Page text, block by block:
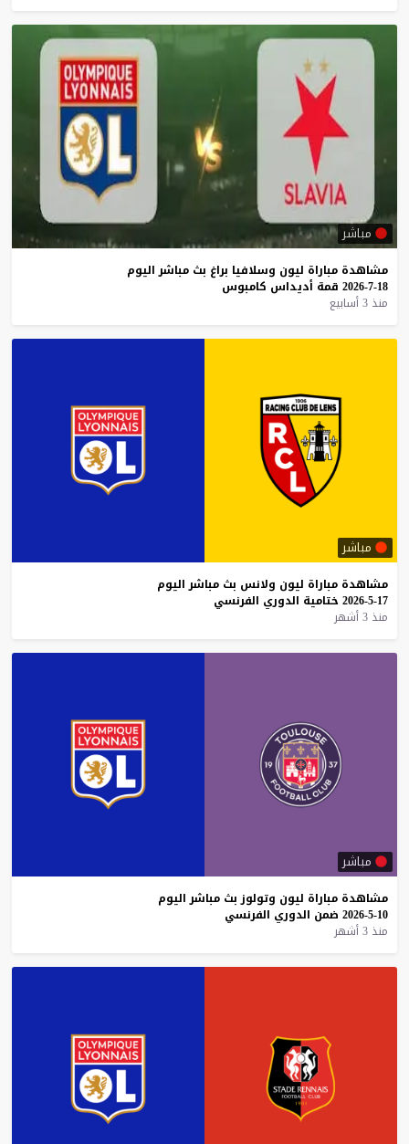
مباشر
مشاهدة مباراة ليون وسلافيا براغ بث مباشر اليوم
18-7-2026
قمة أديداس كامبوس
منذ 3 أسابيع
مباشر
مشاهدة مباراة ليون ولانس بث مباشر اليوم
17-5-2026
ختامية الدوري الفرنسي
منذ 3 أشهر
مباشر
مشاهدة مباراة ليون وتولوز بث مباشر اليوم
10-5-2026
ضمن الدوري الفرنسي
منذ 3 أشهر